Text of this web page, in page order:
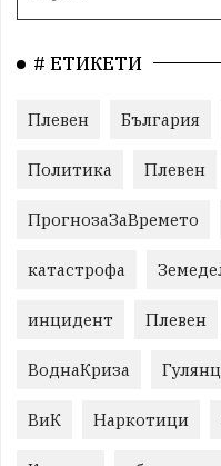
# ЕТИКЕТИ
Плевен България
Политика Плевен
ПрогнозаЗаВремето
катастрофа
инцидент Плевен
ВоднаКриза
ВиК Наркотици